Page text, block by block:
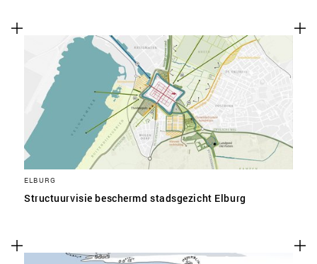
ELBURG
Structuurvisie beschermd stadsgezicht Elburg